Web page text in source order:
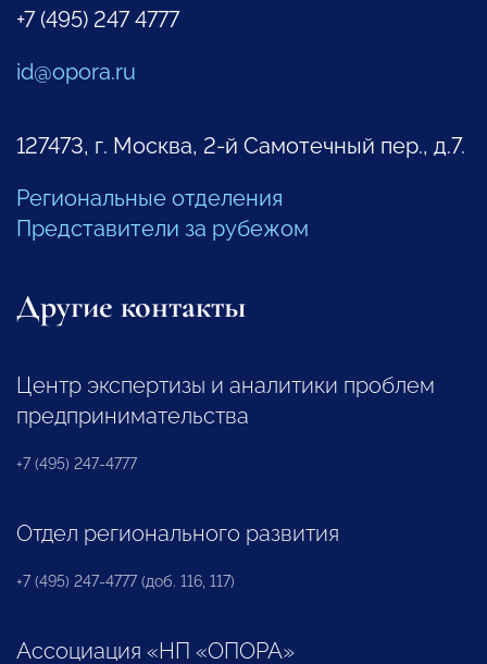
+7 (495) 247 4777
id@opora.ru
127473, г. Москва, 2-й Самотечный пер., д.7.
Региональные отделения
Представители за рубежом
Другие контакты
Центр экспертизы и аналитики проблем
предпринимательства
+7 (495) 247-4777
Отдел регионального развития
+7 (495) 247-4777 (доб. 116, 117)
Ассоциация «НП «ОПОРА»